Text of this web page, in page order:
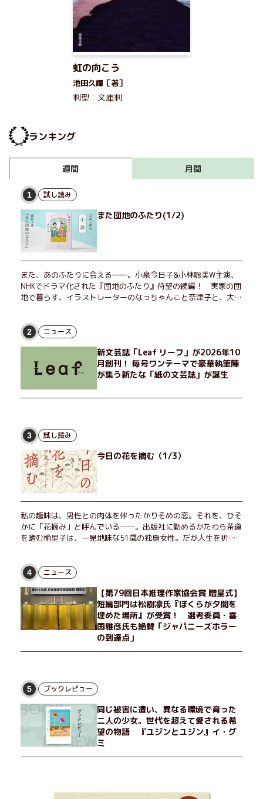
虹の向こう
池田久輝［著］
判型：文庫判
ランキング
週間 月間
1 試し読み
また団地のふたり(1/2)
また、あのふたりに会える――。小泉今日子&小林聡美W主演、
NHKでドラマ化された『団地のふたり』待望の続編！ 実家の団
地で暮らす、イラストレーターのなっちゃんこと奈津子と、大学
げたり、部屋でふたりだけの「台湾映画祭」を催したり。50代
独身、幼なじみの変わらぬ友情とささやかな幸せの日々を描く。
2 ニュース
新文芸誌「Leaf リーフ」が2026年10
月創刊！ 毎号ワンテーマで豪華執筆陣
が集う新たな「紙の文芸誌」が誕生
3 試し読み
今日の花を摘む（1/3）
私の趣味は、男性との肉体を伴ったかりそめの恋。それを、ひそ
かに「花摘み」と呼んでいる──。出版社に勤めるかたわら茶道
を嗜む愉里子は、一見地味な51歳の独身女性。だが人生を折り
せる男が現れた。茶の湯の粋人、70歳の万江島だ。だが彼に
は、ある秘密があった……。自分の心と身体を偽らない女たちの
姿と、その連帯を描く。赤裸々にして切実な、セクシュアリティ
をめぐる物語。
4 ニュース
【第79回日本推理作家協会賞 贈呈式】
短編部門は松樹凛氏『ぼくらが夕闇を
埋めた場所』が受賞！ 選考委員・喜
国雅彦氏も絶賛「ジャパニーズホラー
の到達点」
5 ブックレビュー
同じ被害に遭い、異なる環境で育った
二人の少女。世代を超えて愛される希
望の物語 『ユジンとユジン』イ・グ
ミ